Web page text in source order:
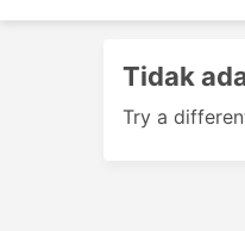
Tidak
Try a